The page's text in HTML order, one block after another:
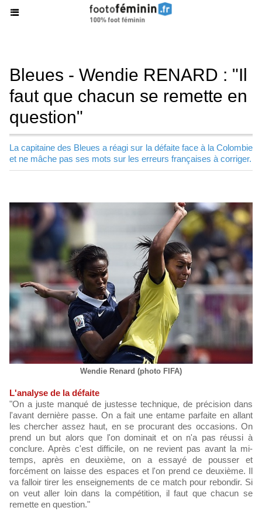
Bleues - Wendie RENARD : "Il
faut que chacun se remette en
question"
La capitaine des Bleues a réagi sur la défaite face à la Colombie
et ne mâche pas ses mots sur les erreurs françaises à corriger.
Wendie Renard (photo FIFA)
L'analyse de la défaite
"On a juste manqué de justesse technique, de précision dans
l'avant dernière passe. On a fait une entame parfaite en allant
les chercher assez haut, en se procurant des occasions. On
prend un but alors que l'on dominait et on n'a pas réussi à
conclure. Après c'est difficile, on ne revient pas avant la mi-
temps, après en deuxième, on a essayé de pousser et
forcément on laisse des espaces et l'on prend ce deuxième. Il
va falloir tirer les enseignements de ce match pour rebondir. Si
on veut aller loin dans la compétition, il faut que chacun se
remette en question."